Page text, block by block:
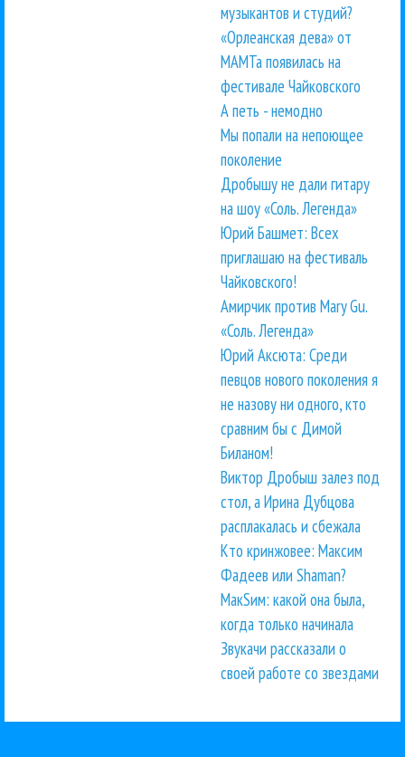
музыкантов и студий?
«Орлеанская дева» от
МАМТа появилась на
фестивале Чайковского
А петь - немодно
Мы попали на непоющее
поколение
Дробышу не дали гитару
на шоу «Соль. Легенда»
Юрий Башмет: Всех
приглашаю на фестиваль
Чайковского!
Амирчик против Mary Gu.
«Соль. Легенда»
Юрий Аксюта: Среди
певцов нового поколения я
не назову ни одного, кто
сравним бы с Димой
Биланом!
Виктор Дробыш залез под
стол, а Ирина Дубцова
расплакалась и сбежала
Кто кринжовее: Максим
Фадеев или Shaman?
МакSим: какой она была,
когда только начинала
Звукачи рассказали о
своей работе со звездами